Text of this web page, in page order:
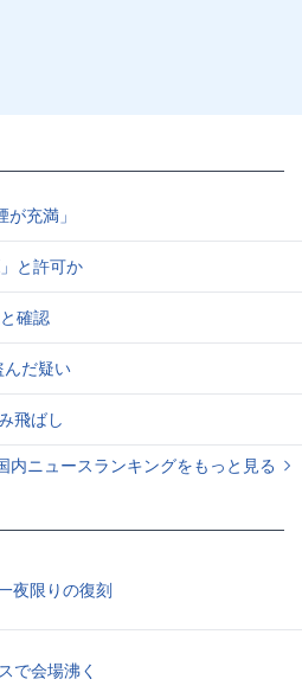
充満」
と許可か
確認
だ疑い
飛ばし
内ニュースランキングをもっと見る
夜限りの復刻
で会場沸く